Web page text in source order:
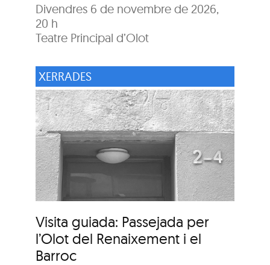
Divendres 6 de novembre de 2026,
20 h
Teatre Principal d’Olot
XERRADES
Visita guiada: Passejada per
l’Olot del Renaixement i el
Barroc